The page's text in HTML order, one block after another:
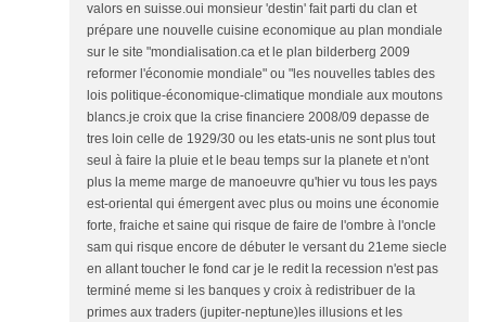
valors en suisse.oui monsieur 'destin' fait parti du clan et
prépare une nouvelle cuisine economique au plan mondiale
sur le site "mondialisation.ca et le plan bilderberg 2009
reformer l'économie mondiale" ou "les nouvelles tables des
lois politique-économique-climatique mondiale aux moutons
blancs.je croix que la crise financiere 2008/09 depasse de
tres loin celle de 1929/30 ou les etats-unis ne sont plus tout
seul à faire la pluie et le beau temps sur la planete et n'ont
plus la meme marge de manoeuvre qu'hier vu tous les pays
est-oriental qui émergent avec plus ou moins une économie
forte, fraiche et saine qui risque de faire de l'ombre à l'oncle
sam qui risque encore de débuter le versant du 21eme siecle
en allant toucher le fond car je le redit la recession n'est pas
terminé meme si les banques y croix à redistribuer de la
primes aux traders (jupiter-neptune)les illusions et les